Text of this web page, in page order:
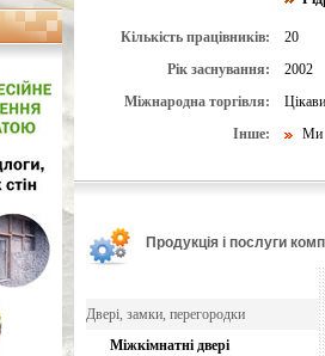
Кількість працівників:
20
Рік заснування:
2002
Міжнародна торгівля:
Інше:
Ми
Продукція і послуги
Двері, замки, перегородки
Міжкімнатні двері